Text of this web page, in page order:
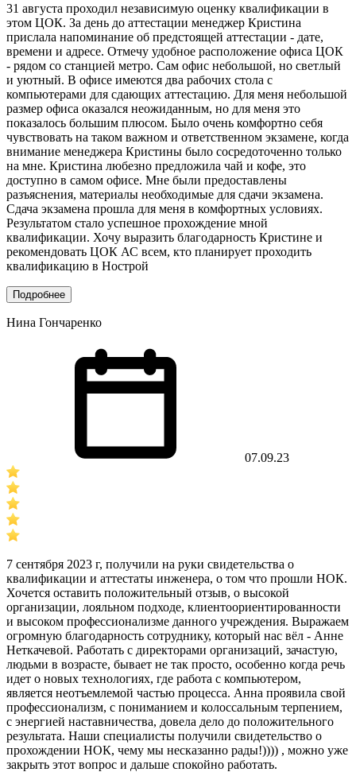
31 августа проходил независимую оценку квалификации в
этом ЦОК. За день до аттестации менеджер Кристина
прислала напоминание об предстоящей аттестации - дате,
времени и адресе. Отмечу удобное расположение офиса ЦОК
- рядом со станцией метро. Сам офис небольшой, но светлый
и уютный. В офисе имеются два рабочих стола с
компьютерами для сдающих аттестацию. Для меня небольшой
размер офиса оказался неожиданным, но для меня это
показалось большим плюсом. Было очень комфортно себя
чувствовать на таком важном и ответственном экзамене, когда
внимание менеджера Кристины было сосредоточенно только
на мне. Кристина любезно предложила чай и кофе, это
доступно в самом офисе. Мне были предоставлены
разъяснения, материалы необходимые для сдачи экзамена.
Сдача экзамена прошла для меня в комфортных условиях.
Результатом стало успешное прохождение мной
квалификации. Хочу выразить благодарность Кристине и
рекомендовать ЦОК АС всем, кто планирует проходить
квалификацию в Нострой
Подробнее
Нина Гончаренко
07.09.23
7 сентября 2023 г, получили на руки свидетельства о
квалификации и аттестаты инженера, о том что прошли НОК.
Хочется оставить положительный отзыв, о высокой
организации, лояльном подходе, клиентоориентированности
и высоком профессионализме данного учреждения. Выражаем
огромную благодарность сотруднику, который нас вёл - Анне
Неткачевой. Работать с директорами организаций, зачастую,
людьми в возрасте, бывает не так просто, особенно когда речь
идет о новых технологиях, где работа с компьютером,
является неотъемлемой частью процесса. Анна проявила свой
профессионализм, с пониманием и колоссальным терпением,
с энергией наставничества, довела дело до положительного
результата. Наши специалисты получили свидетельство о
прохождении НОК, чему мы несказанно рады!)))) , можно уже
закрыть этот вопрос и дальше спокойно работать.